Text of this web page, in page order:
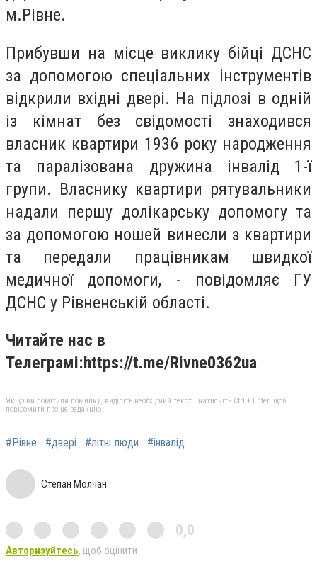
м.Рівне.
Прибувши на місце виклику бійці ДСНС
за допомогою спеціальних інструментів
відкрили вхідні двері. На підлозі в одній
із кімнат без свідомості знаходився
власник квартири 1936 року народження
та паралізована дружина інвалід 1-ї
групи. Власнику квартири рятувальники
надали першу долікарську допомогу та
за допомогою ношей винесли з квартири
та передали працівникам швидкої
медичної допомоги, - повідомляє ГУ
ДСНС у Рівненській області.
Читайте нас в
Телеграмі:https://t.me/Rivne0362ua
Якщо ви помітили помилку, виділіть необхідний текст і натисніть Ctrl + Enter, щоб
повідомити про це редакцію
#Рівне #двері #літні люди #інвалід
Степан Молчан
0,0
Авторизуйтесь, щоб оцінити